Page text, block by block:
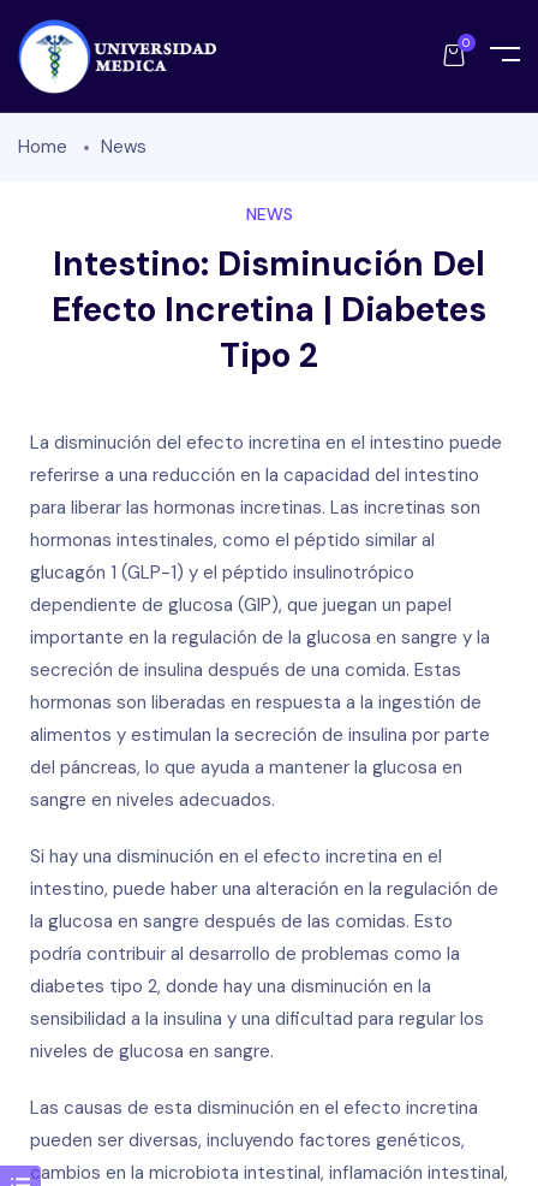
0
Home News
NEWS
Intestino: Disminución Del
Efecto Incretina | Diabetes
Tipo 2
La disminución del efecto incretina en el intestino puede
referirse a una reducción en la capacidad del intestino
para liberar las hormonas incretinas. Las incretinas son
hormonas intestinales, como el péptido similar al
glucagón 1 (GLP-1) y el péptido insulinotrópico
dependiente de glucosa (GIP), que juegan un papel
importante en la regulación de la glucosa en sangre y la
secreción de insulina después de una comida. Estas
hormonas son liberadas en respuesta a la ingestión de
alimentos y estimulan la secreción de insulina por parte
del páncreas, lo que ayuda a mantener la glucosa en
sangre en niveles adecuados.
Si hay una disminución en el efecto incretina en el
intestino, puede haber una alteración en la regulación de
la glucosa en sangre después de las comidas. Esto
podría contribuir al desarrollo de problemas como la
diabetes tipo 2, donde hay una disminución en la
sensibilidad a la insulina y una dificultad para regular los
niveles de glucosa en sangre.
Las causas de esta disminución en el efecto incretina
pueden ser diversas, incluyendo factores genéticos,
cambios en la microbiota intestinal, inflamación intestinal,